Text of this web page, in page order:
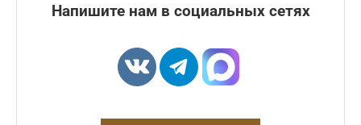
Напишите нам в социальных сетях